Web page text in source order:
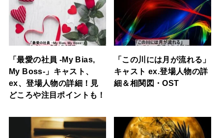
「最愛の社員 -My Bias,
My Boss-」キャスト、
ex、登場人物の詳細！見
どころや注目ポイントも！
「この川には月が流れる」
キャスト ex.登場人物の詳
細＆相関図・OST